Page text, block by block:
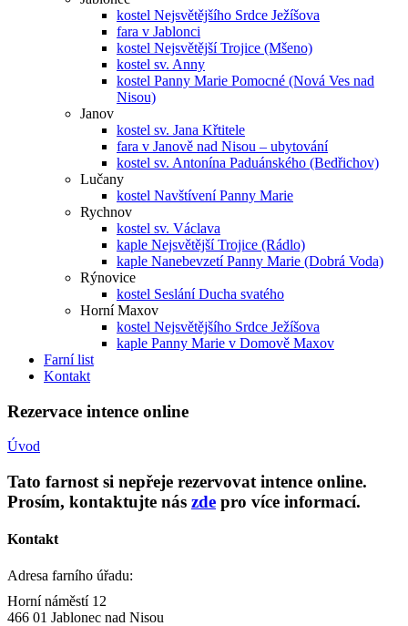
kostel Nejsvětějšího Srdce Ježíšova
fara v Jablonci
kostel Nejsvětější Trojice (Mšeno)
kostel sv. Anny
kostel Panny Marie Pomocné (Nová Ves nad
Nisou)
Janov
kostel sv. Jana Křtitele
fara v Janově nad Nisou – ubytování
kostel sv. Antonína Paduánského (Bedřichov)
Lučany
kostel Navštívení Panny Marie
Rychnov
kostel sv. Václava
kaple Nejsvětější Trojice (Rádlo)
kaple Nanebevzetí Panny Marie (Dobrá Voda)
Rýnovice
kostel Seslání Ducha svatého
Horní Maxov
kostel Nejsvětějšího Srdce Ježíšova
kaple Panny Marie v Domově Maxov
Farní list
Kontakt
Rezervace intence online
Úvod
Tato farnost si nepřeje rezervovat intence online.
Prosím, kontaktujte nás zde pro více informací.
Kontakt
Adresa farního úřadu:
Horní náměstí 12
466 01 Jablonec nad Nisou